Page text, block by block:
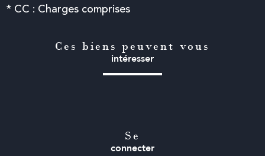
* CC : Charges comprises
Ces biens peuvent vous
intéresser
Se
connecter